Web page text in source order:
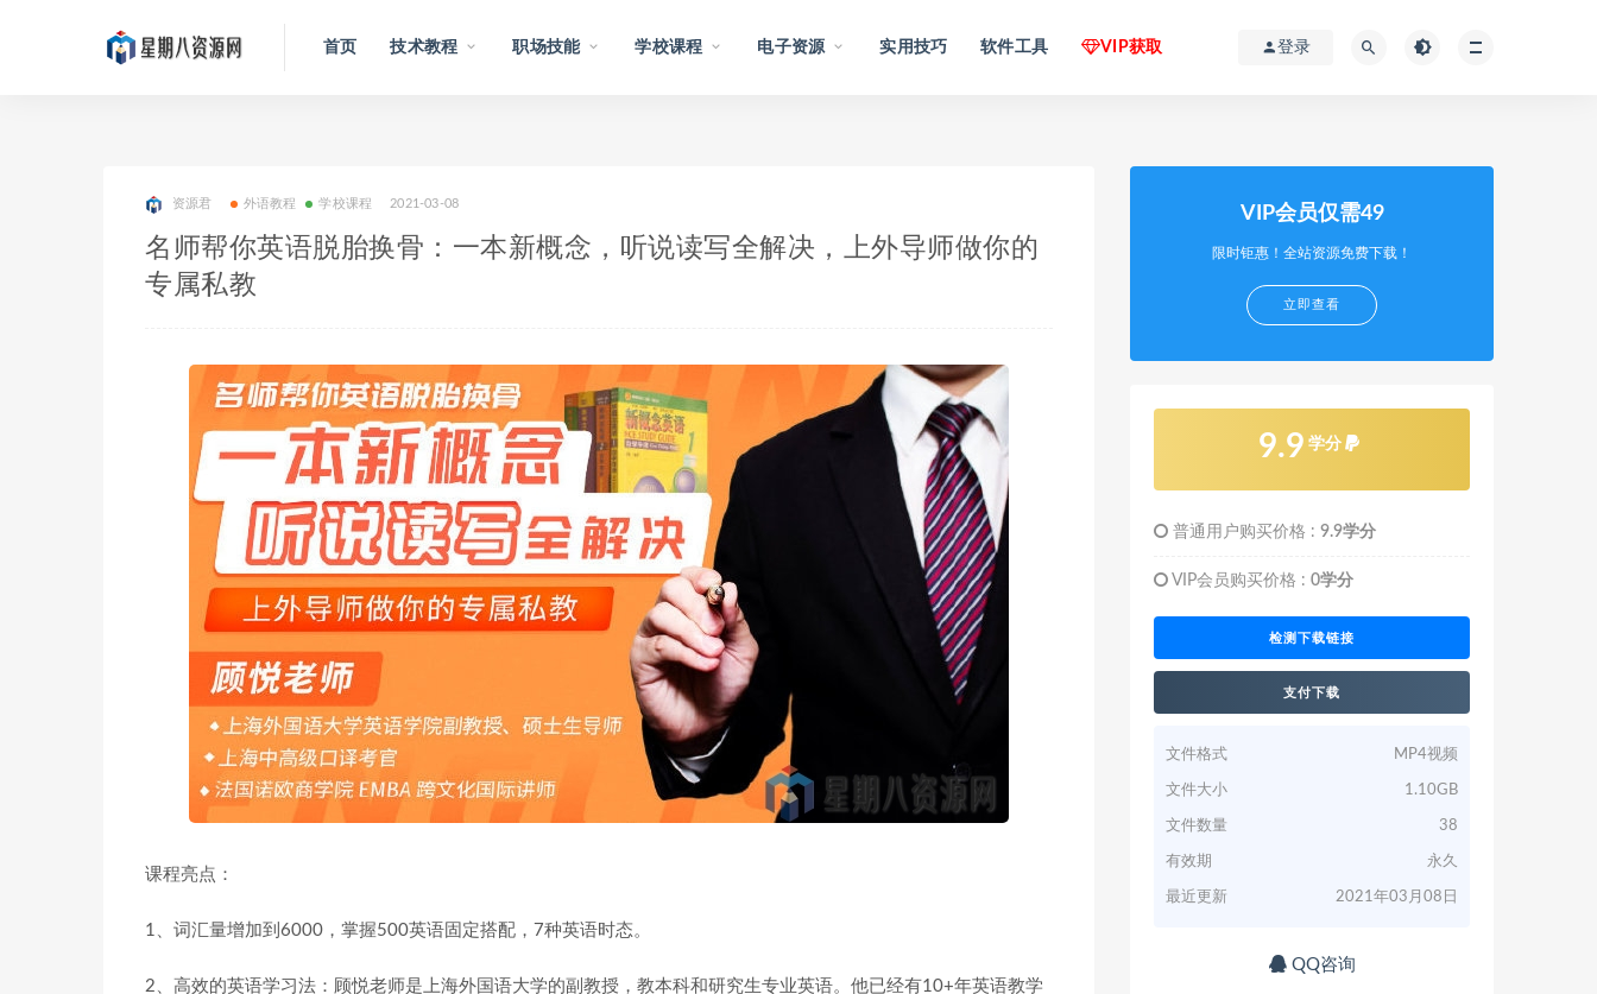
首页 技术教程 职场技能 学校课程 电子资源 实用技巧 软件工具 VIP获取 登录
资源君 外语教程 学校课程 2021-03-08
名师帮你英语脱胎换骨：一本新概念，听说读写全解决，上外导师做你的
专属私教
课程亮点：
1、词汇量增加到6000，掌握500英语固定搭配，7种英语时态。
2、高效的英语学习法：顾悦老师是上海外国语大学的副教授，教本科和研究生专业英语。他已经有10+年英语教学
VIP会员仅需49
限时钜惠！全站资源免费下载！
立即查看
9.9 学分
普通用户购买价格 : 9.9学分
VIP会员购买价格 : 0学分
检测下载链接
支付下载
文件格式 MP4视频
文件大小 1.10GB
文件数量 38
有效期 永久
最近更新 2021年03月08日
QQ咨询